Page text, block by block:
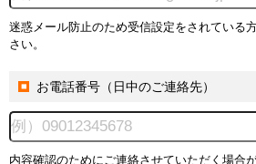
迷惑メール防止のため受信設定をされている方
さい。
お電話番号（日中のご連絡先）
内容確認のためにご連絡させていただく場合